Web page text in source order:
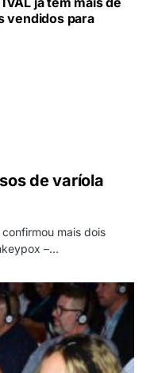
vendidos para
de varíola
mais dois
–…